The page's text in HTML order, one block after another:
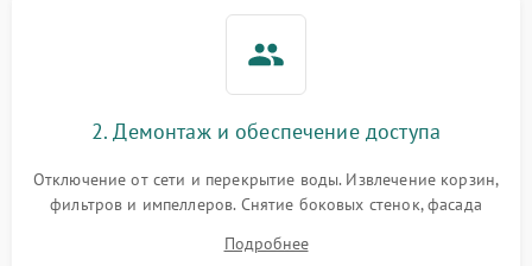
2. Демонтаж и обеспечение доступа
Отключение от сети и перекрытие воды. Извлечение корзин,
фильтров и импеллеров. Снятие боковых стенок, фасада
циркуляционному насосу, ТЭНу и сливной помпе.
Подробнее